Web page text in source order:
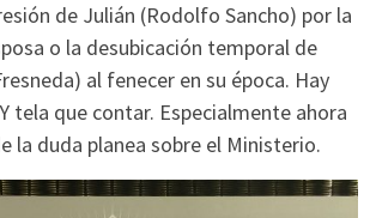
de Julián (Rodolfo Sancho) por la
o la desubicación temporal de
al fenecer en su época. Hay
tela que contar. Especialmente ahora
la duda planea sobre el Ministerio.